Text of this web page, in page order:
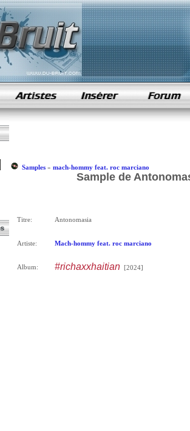
samples de rap
Samples» mach-hommy feat. roc marciano
Sample de
Titre: Antonomasia
Artiste: Mach-hommy feat. roc marciano
Album: #richaxxhaitian[2024]